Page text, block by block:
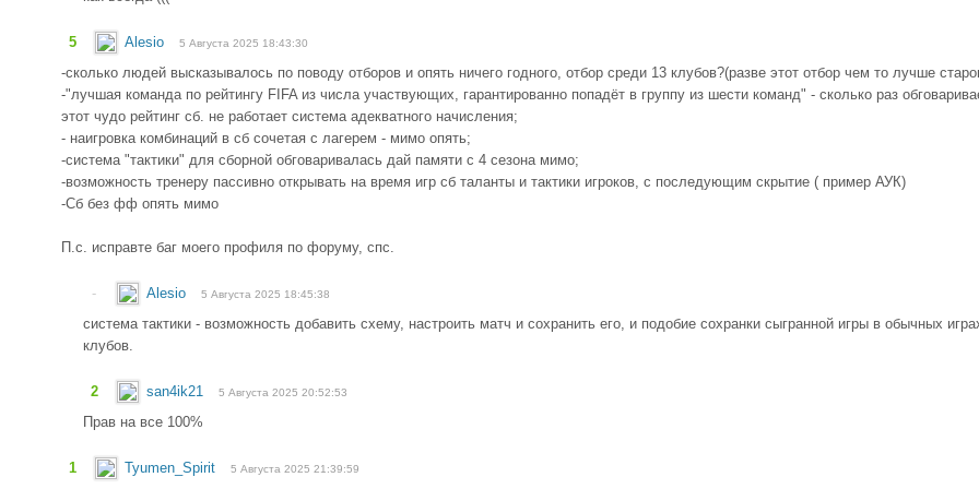
5 Alesio 5 Августа 2025 18:43:30
-сколько людей высказывалось по поводу отборов и опять ничего годного, отбор среди 13 клубов?(разве этот отбор чем то лучше
-"лучшая команда по рейтингу FIFA из числа участвующих, гарантированно попадёт в группу из шести команд" - сколько раз
этот чудо рейтинг сб. не работает система адекватного начисления;
- наигровка комбинаций в сб сочетая с лагерем - мимо опять;
-система "тактики" для сборной обговаривалась дай памяти с 4 сезона мимо;
-возможность тренеру пассивно открывать на время игр сб таланты и тактики игроков, с последующим скрытие ( пример АУК)
-Сб без фф опять мимо
П.с. исправте баг моего профиля по форуму, спс.
- Alesio 5 Августа 2025 18:45:38
система тактики - возможность добавить схему, настроить матч и сохранить его, и подобие сохранки сыгранной игры в обычных
клубов.
2 san4ik21 5 Августа 2025 20:52:53
Прав на все 100%
1 Tyumen_Spirit 5 Августа 2025 21:39:59